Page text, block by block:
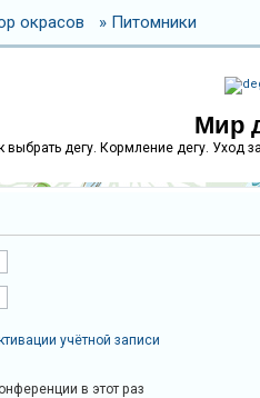
окрасов » Питомники
Мир
выбрать дегу. Кормление дегу.
учётной записи
в этот раз